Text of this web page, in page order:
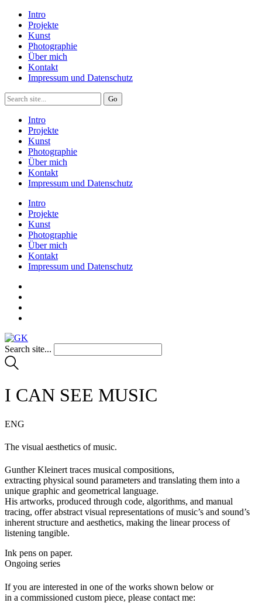
Intro
Projekte
Kunst
Photographie
Über mich
Kontakt
Impressum und Datenschutz
Intro
Projekte
Kunst
Photographie
Über mich
Kontakt
Impressum und Datenschutz
Intro
Projekte
Kunst
Photographie
Über mich
Kontakt
Impressum und Datenschutz
Search site...
I CAN SEE MUSIC
ENG
The visual aesthetics of music.
Gunther Kleinert traces musical compositions,
extracting physical sound parameters and translating them into a
unique graphic and geometrical language.
His artworks, produced through code, algorithms, and manual
tracing, offer abstract visual representations of music’s and sound’s
inherent structure and aesthetics, making the linear process of
listening tangible.
Ink pens on paper.
Ongoing series
If you are interested in one of the works shown below or
in a commissioned custom piece, please contact me: